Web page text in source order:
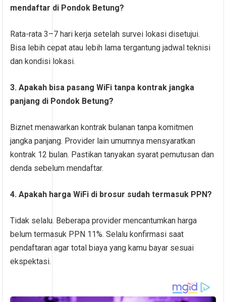
mendaftar di Pondok Betung?
Rata-rata 3–7 hari kerja setelah survei lokasi disetujui.
Bisa lebih cepat atau lebih lama tergantung jadwal teknisi
dan kondisi lokasi.
3. Apakah bisa pasang WiFi tanpa kontrak jangka
panjang di Pondok Betung?
Biznet menawarkan kontrak bulanan tanpa komitmen
jangka panjang. Provider lain umumnya mensyaratkan
kontrak 12 bulan. Pastikan tanyakan syarat pemutusan dan
denda sebelum mendaftar.
4. Apakah harga WiFi di brosur sudah termasuk PPN?
Tidak selalu. Beberapa provider mencantumkan harga
belum termasuk PPN 11%. Selalu konfirmasi saat
pendaftaran agar total biaya yang kamu bayar sesuai
ekspektasi.